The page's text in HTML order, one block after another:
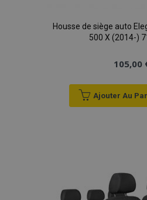
Housse de siège auto
500 X (2014-)
105,00
Ajouter Au